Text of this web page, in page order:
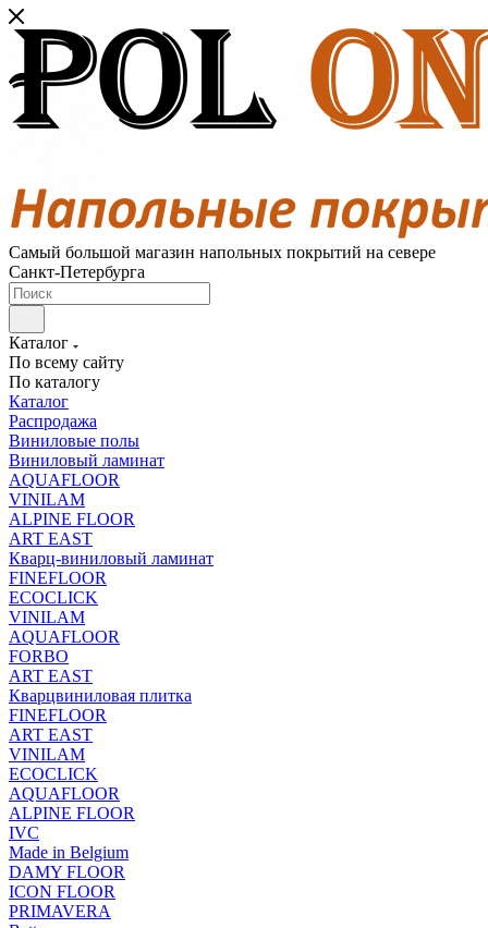
Самый большой магазин напольных покрытий на севере
Санкт-Петербурга
Каталог
По всему сайту
По каталогу
Каталог
Распродажа
Виниловые полы
Виниловый ламинат
AQUAFLOOR
VINILAM
ALPINE FLOOR
ART EAST
Кварц-виниловый ламинат
FINEFLOOR
ECOCLICK
VINILAM
AQUAFLOOR
FORBO
ART EAST
Кварцвиниловая плитка
FINEFLOOR
ART EAST
VINILAM
ECOCLICK
AQUAFLOOR
ALPINE FLOOR
IVC
Made in Belgium
DAMY FLOOR
ICON FLOOR
PRIMAVERA